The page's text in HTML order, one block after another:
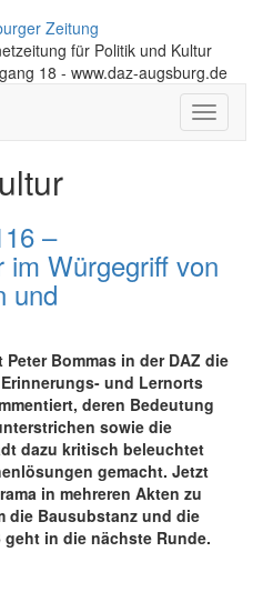
Zeitung
für Politik und Kultur
18 - www.daz-augsburg.de
Toggle
–
im Würgegriff von
und
Bommas in der DAZ die
und Lernorts
deren Bedeutung
sowie die
dazu kritisch beleuchtet
gemacht. Jetzt
in mehreren Akten zu
die Bausubstanz und die
in die nächste Runde.